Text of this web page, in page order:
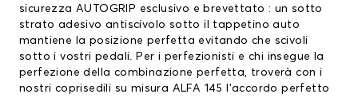
sicurezza AUTOGRIP esclusivo e brevettato : un sotto
strato adesivo antiscivolo sotto il tappetino auto
mantiene la posizione perfetta evitando che scivoli
sotto i vostri pedali. Per i perfezionisti e chi insegue la
perfezione della combinazione perfetta, troverà con i
nostri coprisedili su misura ALFA 145 l’accordo perfetto